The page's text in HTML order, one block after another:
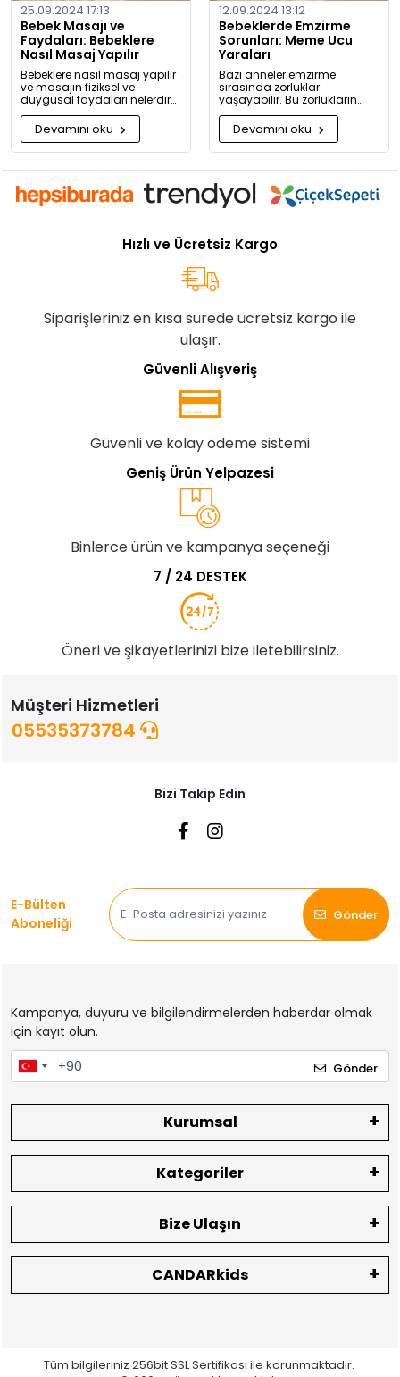
25.09.2024 17:13
Bebek Masajı ve
Faydaları: Bebeklere
Nasıl Masaj Yapılır
Bebeklere nasıl masaj yapılır
ve masajın fiziksel ve
duygusal faydaları nelerdir?
Neden bugüne kadar masaj
yapmadığınıza pişman
olacaksınız!
Devamını oku
12.09.2024 13:12
Bebeklerde Emzirme
Sorunları: Meme Ucu
Yaraları
Bazı anneler emzirme
sırasında zorluklar
yaşayabilir. Bu zorlukların
başında meme ucu yaraları
ve emzirme sırasında
hissedilen acı gelir.
Devamını oku
Hızlı ve Ücretsiz Kargo
Siparişleriniz en kısa sürede ücretsiz kargo ile
ulaşır.
Güvenli Alışveriş
Güvenli ve kolay ödeme sistemi
Geniş Ürün Yelpazesi
Binlerce ürün ve kampanya seçeneği
7 / 24 DESTEK
Öneri ve şikayetlerinizi bize iletebilirsiniz.
Müşteri Hizmetleri
05535373784
Bizi Takip Edin
E-Bülten
Aboneliği
Gönder
Kampanya, duyuru ve bilgilendirmelerden haberdar olmak
için kayıt olun.
Gönder
Kurumsal
Kategoriler
Bize Ulaşın
CANDARkids
Tüm bilgileriniz 256bit SSL Sertifikası ile korunmaktadır.